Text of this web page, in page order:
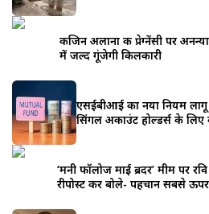
कजिन अलाना की प्रेग्नेंसी पर
में जल्द गूंजेगी किलकारी
एसईबीआई का नया नियम
सिंगल अकाउंट होल्डर्स के लिए
‘मनी फॉलोज माई ब्रदर’ मीम पर
रीपोस्ट कर बोले- पहचान सबसे ऊपर